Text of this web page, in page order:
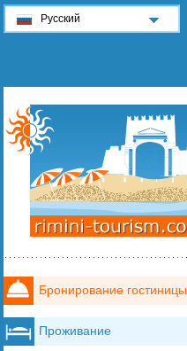
Бронирование гостиницы
Проживание
Русский